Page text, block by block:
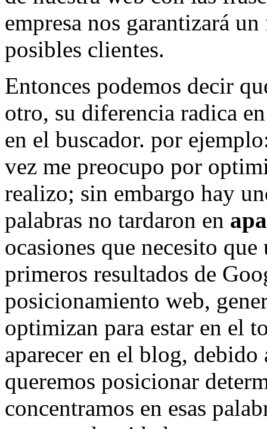
empresa nos garantizará
posibles clientes.
Entonces podemos decir
otro, su diferencia radica
en el buscador. por
vez me preocupo por
realizo; sin embargo hay
palabras no tardaron en
ocasiones que necesito
primeros resultados de
posicionamiento web,
optimizan para estar en el
aparecer en el blog,
queremos posicionar
concentramos en esas